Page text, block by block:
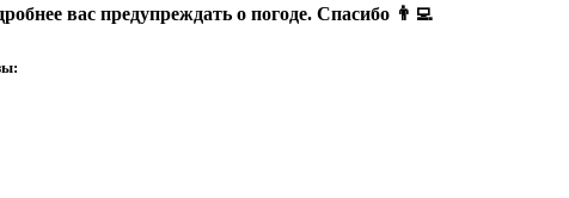
вас предупреждать о погоде. Спасибо 👨‍💻